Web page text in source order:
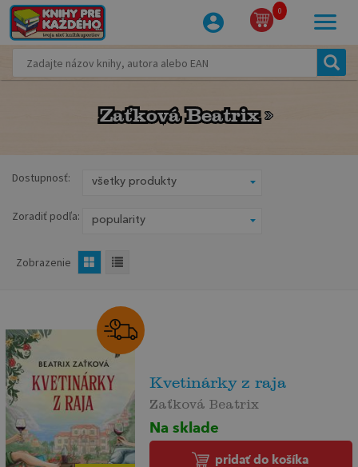
0
Zaťková Beatrix
Zaťková Beatrix
Dostupnosť:
Zoradiť podľa:
Zobrazenie
Kvetinárky z raja
Zaťková Beatrix
Na sklade
pridať do košíka